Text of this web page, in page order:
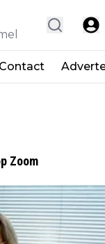
Contact
Zoom